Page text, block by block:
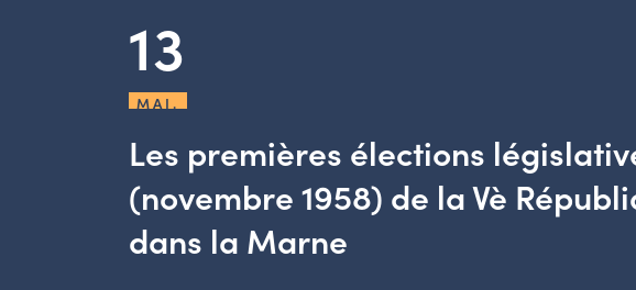
13
MAI.
Les premières élections
(novembre 1958) de la Vè
dans la Marne